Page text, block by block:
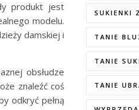
produkt jest
modelu.
damskiej i
obsłudze
znaleźć coś
odkryć pełną
SUKIENKI
TANIE
TANIE
TANIE